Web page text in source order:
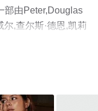
部由Peter,Douglas
尔,查尔斯·德恩,凯莉
·汤默逊,史提芬·康
息可移步至豆瓣